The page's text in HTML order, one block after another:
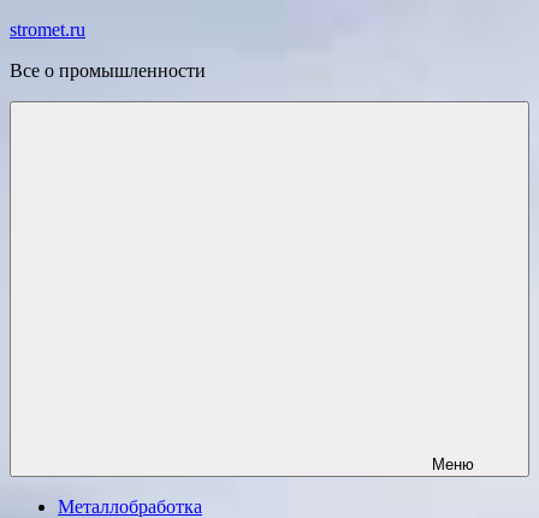
Перейти
содержимому
stromet.ru
Все о промышленности
Меню
Металлобработка